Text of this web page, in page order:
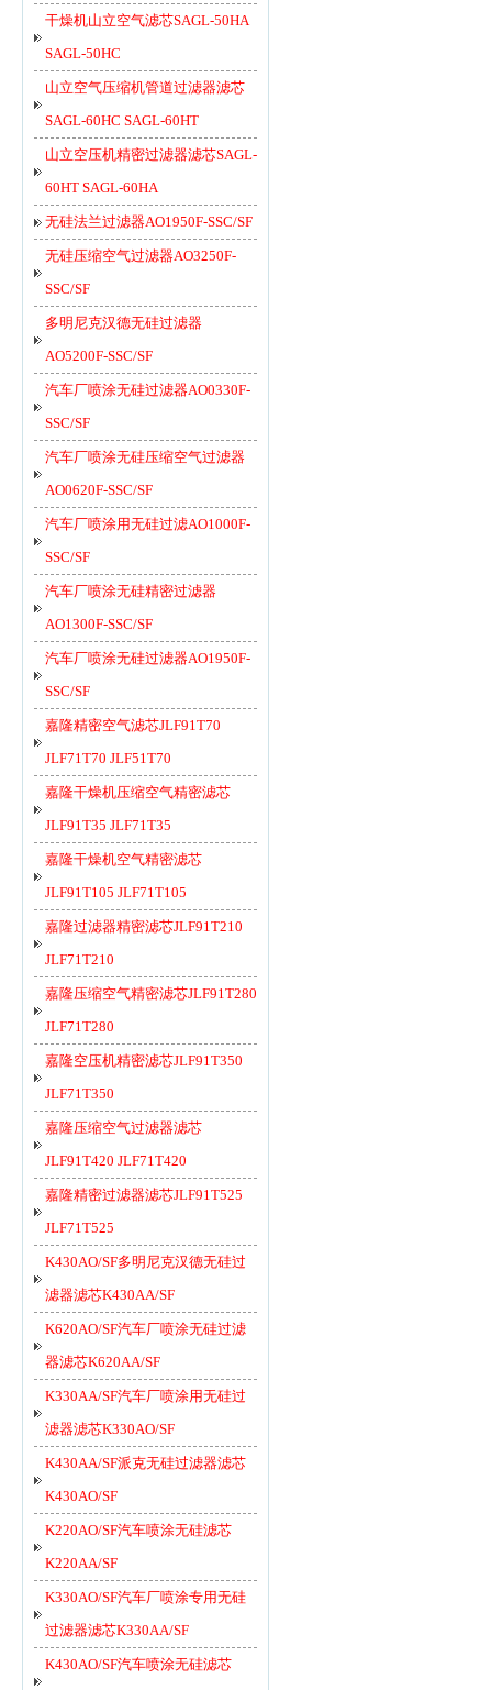
干燥机山立空气滤芯SAGL-50HA
SAGL-50HC
山立空气压缩机管道过滤器滤芯
SAGL-60HC SAGL-60HT
山立空压机精密过滤器滤芯SAGL-
60HT SAGL-60HA
无硅法兰过滤器AO1950F-SSC/SF
无硅压缩空气过滤器AO3250F-
SSC/SF
多明尼克汉德无硅过滤器
AO5200F-SSC/SF
汽车厂喷涂无硅过滤器AO0330F-
SSC/SF
汽车厂喷涂无硅压缩空气过滤器
AO0620F-SSC/SF
汽车厂喷涂用无硅过滤AO1000F-
SSC/SF
汽车厂喷涂无硅精密过滤器
AO1300F-SSC/SF
汽车厂喷涂无硅过滤器AO1950F-
SSC/SF
嘉隆精密空气滤芯JLF91T70
JLF71T70 JLF51T70
嘉隆干燥机压缩空气精密滤芯
JLF91T35 JLF71T35
嘉隆干燥机空气精密滤芯
JLF91T105 JLF71T105
嘉隆过滤器精密滤芯JLF91T210
JLF71T210
嘉隆压缩空气精密滤芯JLF91T280
JLF71T280
嘉隆空压机精密滤芯JLF91T350
JLF71T350
嘉隆压缩空气过滤器滤芯
JLF91T420 JLF71T420
嘉隆精密过滤器滤芯JLF91T525
JLF71T525
K430AO/SF多明尼克汉德无硅过
滤器滤芯K430AA/SF
K620AO/SF汽车厂喷涂无硅过滤
器滤芯K620AA/SF
K330AA/SF汽车厂喷涂用无硅过
滤器滤芯K330AO/SF
K430AA/SF派克无硅过滤器滤芯
K430AO/SF
K220AO/SF汽车喷涂无硅滤芯
K220AA/SF
K330AO/SF汽车厂喷涂专用无硅
过滤器滤芯K330AA/SF
K430AO/SF汽车喷涂无硅滤芯